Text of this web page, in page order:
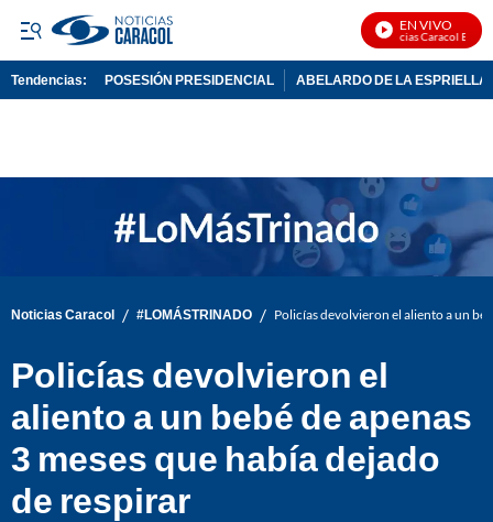
EN VIVO
Noticias Caracol En Vivo
Tendencias: POSESIÓN PRESIDENCIAL ABELARDO DE LA ESPRIELLA
Noticias Caracol / #LOMÁSTRINADO / Policías devolvieron el aliento a un
Policías devolvieron el
aliento a un bebé de apenas
3 meses que había dejado
de respirar